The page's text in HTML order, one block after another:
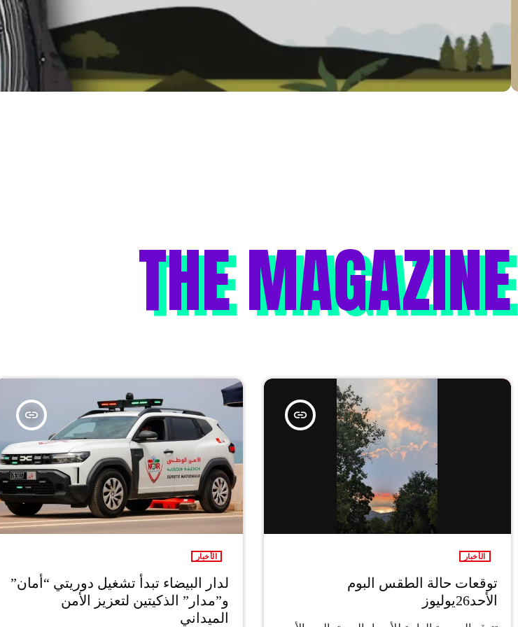
THE MAGAZINE
insert_link
الأخبار
لدار البيضاء تبدأ تشغيل دوريتي “أمان”
و”مدار” الذكيتين لتعزيز الأمن
الميداني
insert_link
الأخبار
توقعات حالة الطقس البوم
الأحد26يوليوز